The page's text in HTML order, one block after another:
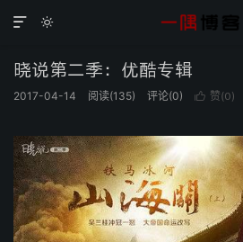


晓说第二季：优酷专辑
2017-04-14 阅读(135) 评论(0)  赞(0)